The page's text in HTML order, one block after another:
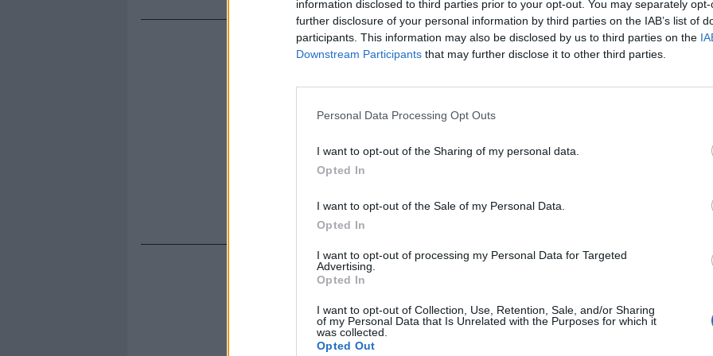
information disclosed to third parties prior to your opt-out. You may separately
further disclosure of your personal information by third parties on the IAB’s list of
participants. This information may also be disclosed by us to third parties on the
Downstream Participants that may further disclose it to other third parties.
Personal Data Processing Opt Outs
I want to opt-out of the Sharing of my personal data.
Opted In
I want to opt-out of the Sale of my Personal Data.
Opted In
I want to opt-out of processing my Personal Data for Targeted
Advertising.
Opted In
I want to opt-out of Collection, Use, Retention, Sale, and/or Sharing
of my Personal Data that Is Unrelated with the Purposes for which it
was collected.
Opted Out
Rudy Giuliani a Come States?
Trump, Meloni e la strategia
americana